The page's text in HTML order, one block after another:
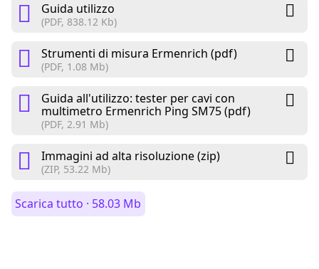
Guida utilizzo
(PDF, 838.12 Kb)
Strumenti di misura Ermenrich (pdf)
(PDF, 1.08 Mb)
Guida all'utilizzo: tester per cavi con
multimetro Ermenrich Ping SM75 (pdf)
(PDF, 2.91 Mb)
Immagini ad alta risoluzione (zip)
(ZIP, 53.22 Mb)
Scarica tutto · 58.03 Mb